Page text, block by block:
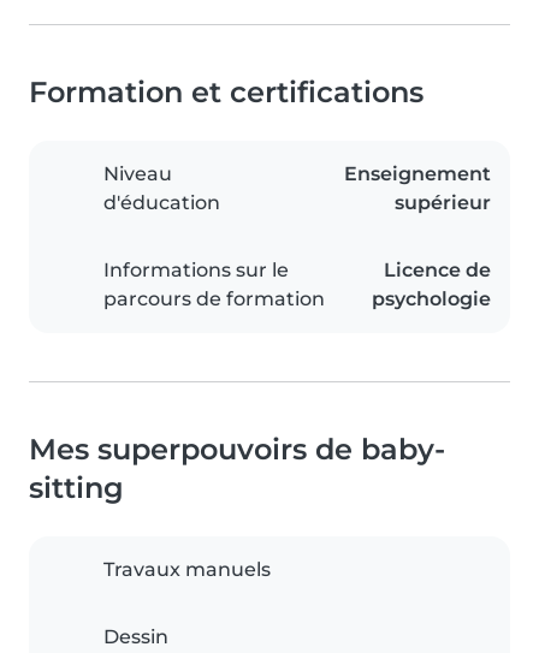
Formation et certifications
Niveau
d'éducation
Enseignement
supérieur
Informations sur le
parcours de formation
Licence de
psychologie
Mes superpouvoirs de baby-
sitting
Travaux manuels
Dessin